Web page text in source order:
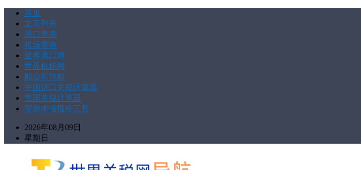
首页
文章列表
港口查询
机场查询
世界港口网
世界机场网
船公司导航
中国进口关税计算器
美国关税计算器
贸易术语报价工具
2026年08月09日
星期日